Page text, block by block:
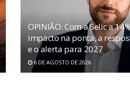
OPINIÃO: Com a Selic a
impacto na ponta, a
e o alerta para 2027
6 DE AGOSTO DE 2026